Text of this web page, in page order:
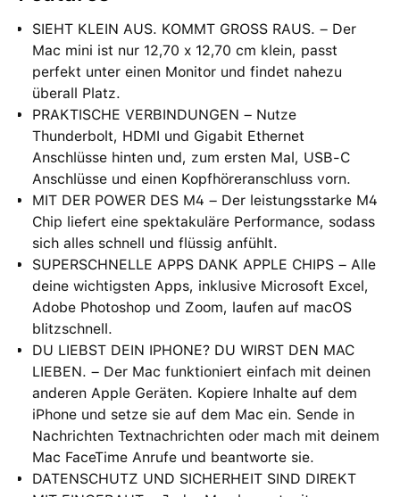
SIEHT KLEIN AUS. KOMMT GROSS RAUS. – Der
Mac mini ist nur 12,70 x 12,70 cm klein, passt
perfekt unter einen Monitor und findet nahezu
überall Platz.
PRAKTISCHE VERBINDUNGEN – Nutze
Thunderbolt, HDMI und Gigabit Ethernet
Anschlüsse hinten und, zum ersten Mal, USB‑C
Anschlüsse und einen Kopfhöreranschluss vorn.
MIT DER POWER DES M4 – Der leistungsstarke M4
Chip liefert eine spektakuläre Performance, sodass
sich alles schnell und flüssig anfühlt.
SUPERSCHNELLE APPS DANK APPLE CHIPS – Alle
deine wichtigsten Apps, inklusive Microsoft Excel,
Adobe Photoshop und Zoom, laufen auf macOS
blitzschnell.
DU LIEBST DEIN IPHONE? DU WIRST DEN MAC
LIEBEN. – Der Mac funktioniert einfach mit deinen
anderen Apple Geräten. Kopiere Inhalte auf dem
iPhone und setze sie auf dem Mac ein. Sende in
Nachrichten Textnachrichten oder mach mit deinem
Mac FaceTime Anrufe und beantworte sie.
DATENSCHUTZ UND SICHERHEIT SIND DIREKT